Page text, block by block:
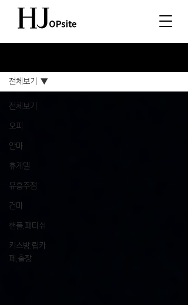
전체보기
오피
안마
휴게텔
유흥주점
건마
핸플,패티쉬
키스방,립카
페,출장
전체보기